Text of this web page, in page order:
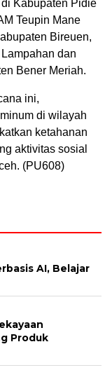
Kabupaten Pidie
Teupin Mane
Bireuen,
dan
Bener Meriah.
ini,
di wilayah
ketahanan
aktivitas sosial
(PU608)
AI, Belajar
Produk